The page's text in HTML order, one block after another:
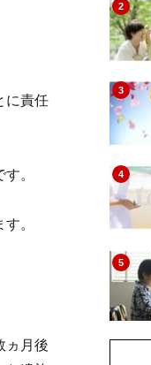
に責任
。
。
ヵ月後
2
3
4
5